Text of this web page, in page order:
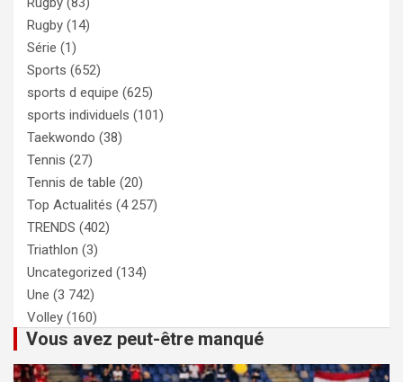
Rugby (14)
Série (1)
Sports (652)
sports d equipe (625)
sports individuels (101)
Taekwondo (38)
Tennis (27)
Tennis de table (20)
Top Actualités (4 257)
TRENDS (402)
Triathlon (3)
Uncategorized (134)
Une (3 742)
Volley (160)
Vous avez peut-être manqué